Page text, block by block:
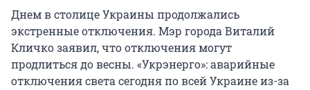
Днем в столице Украины продолжались
экстренные отключения. Мэр города Виталий
Кличко заявил, что отключения могут
продлиться до весны. «Укрэнерго»: аварийные
отключения света сегодня по всей Украине из-за